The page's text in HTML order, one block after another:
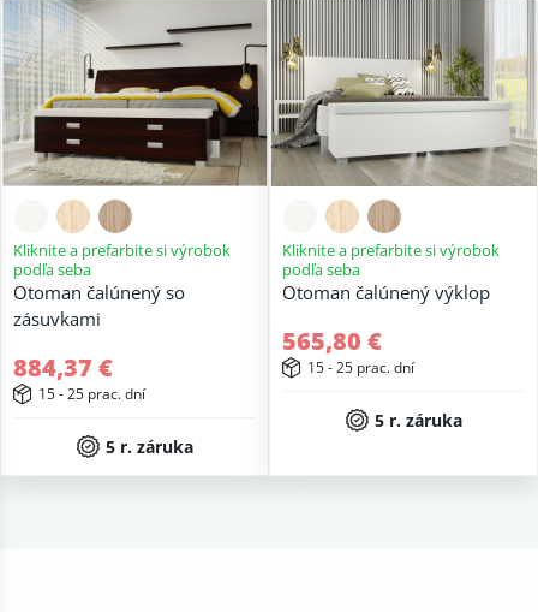
Kliknite a prefarbite si výrobok
podľa seba
Otoman čalúnený so
zásuvkami
884,37 €
15 - 25 prac. dní
5 r. záruka
Kliknite a prefarbite si výrobok
podľa seba
Otoman čalúnený výklop
565,80 €
15 - 25 prac. dní
5 r. záruka